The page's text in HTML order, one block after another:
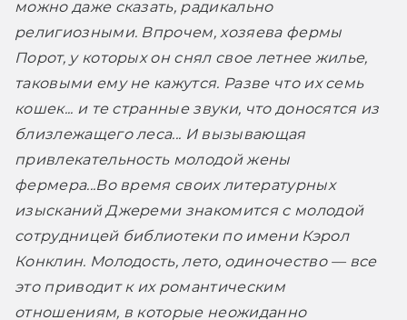
можно даже сказать, радикально
религиозными. Впрочем, хозяева фермы
Порот, у которых он снял свое летнее жилье,
таковыми ему не кажутся. Разве что их семь
кошек... и те странные звуки, что доносятся из
близлежащего леса... И вызывающая
привлекательность молодой жены
фермера...Во время своих литературных
изысканий Джереми знакомится с молодой
сотрудницей библиотеки по имени Кэрол
Конклин. Молодость, лето, одиночество — все
это приводит к их романтическим
отношениям, в которые неожиданно